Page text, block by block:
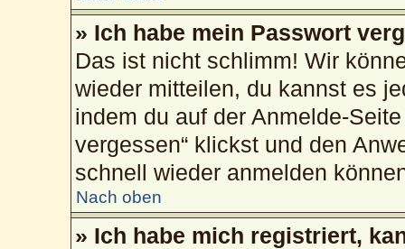
» Ich habe mein Passwort
Das ist nicht schlimm! Wir
wieder mitteilen, du kannst es
indem du auf der Anmelde-
vergessen“ klickst und den
schnell wieder anmelden
Nach oben
» Ich habe mich registriert,